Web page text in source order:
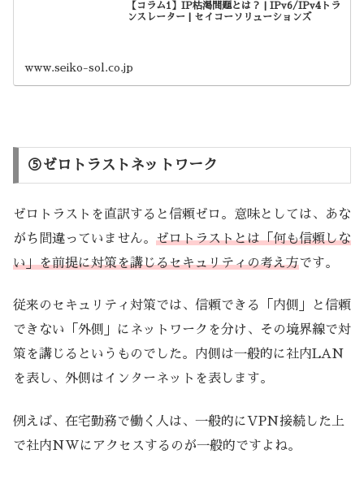
【コラム1】IP枯渇問題とは？ | IPv6/IPv4トラ
ンスレーター | セイコーソリューションズ
www.seiko-sol.co.jp
⑤ゼロトラストネットワーク
ゼロトラストを直訳すると信頼ゼロ。意味としては、あな
がち間違っていません。 ゼロトラストとは「何も信頼しな
い」を前提に対策を講じるセキュリティの考え方です。
従来のセキュリティ対策では、信頼できる「内側」と信頼
できない「外側」にネットワークを分け、その境界線で対
策を講じるというものでした。内側は一般的に社内LAN
を表し、外側はインターネットを表します。
例えば、在宅勤務で働く人は、一般的にVPN接続した上
で社内NWにアクセスするのが一般的ですよね。